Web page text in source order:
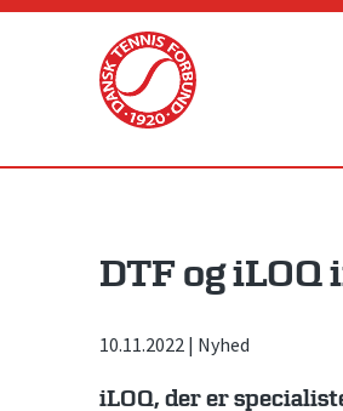
Skip
DTF og
10.11.2022 | Nyhed
iLOQ, der er